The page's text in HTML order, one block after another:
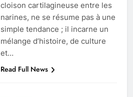
cloison cartilagineuse entre les
narines, ne se résume pas à une
simple tendance ; il incarne un
mélange d’histoire, de culture
et…
Read Full News